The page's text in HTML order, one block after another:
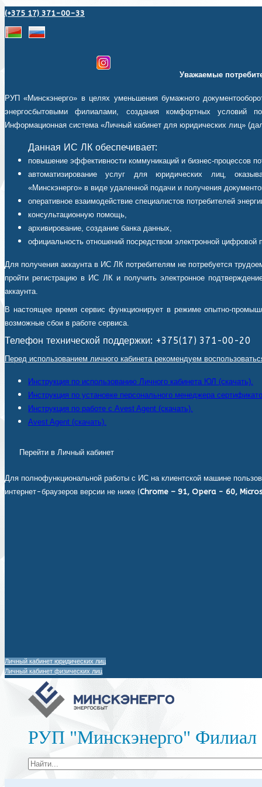
(+375 17) 371-00-33
Уважаемые
РУП «Минскэнерго» в целях уменьшения бумажного
энергосбытовыми филиалами, создания комфортных условий
Информационная система «Личный кабинет для юридических лиц»
Данная ИС ЛК обеспечивает:
повышение эффективности коммуникаций и бизнес-процессов
автоматизирование услуг для юридических лиц,
«Минскэнерго» в виде удаленной подачи и получения
оперативное взаимодействие специалистов потребителей
консультационную помощь,
архивирование, создание банка данных,
официальность отношений посредством электронной цифровой
Для получения аккаунта в ИС ЛК потребителям не потребуется
пройти регистрацию в ИС ЛК и получить электронное
аккаунта.
В настоящее время сервис функционирует в режиме опытно-
возможные сбои в работе сервиса.
Телефон технической поддержки: +375(17) 371-00-20
Перед использованием личного кабинета рекомендуем
Инструкция по использованию Личного кабинета ЮЛ (скачать).
Инструкция по установке персонального менеджера
Инструкция по работе с Avest Agent (скачать).
Avest Agent (скачать).
Перейти в Личный кабинет
Для полнофункциональной работы с ИС на клиентской машине
интернет-браузеров версии не ниже (Chrome – 91, Opera - 60,
Личный кабинет юридических лиц
Личный кабинет физических лиц
РУП "Минскэнерго" Филиал